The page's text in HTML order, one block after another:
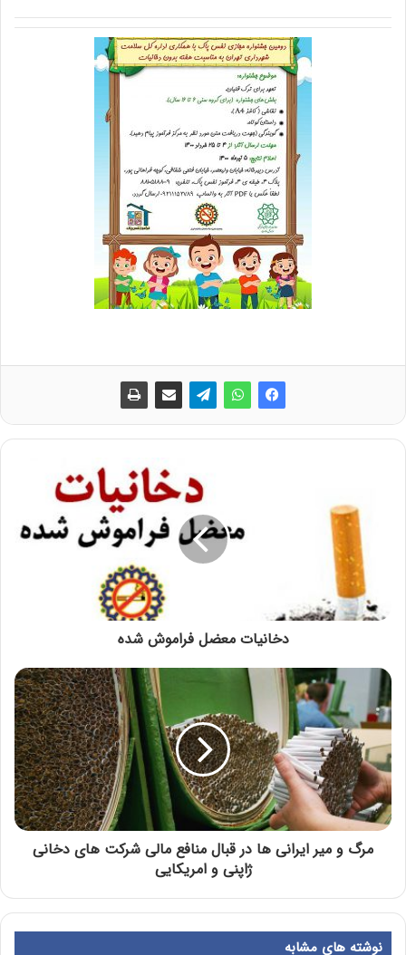
دخانیات معضل فراموش شده
مرگ و میر ایرانی ها در قبال منافع مالی شرکت های دخانی
ژاپنی و امریکایی
نوشته های مشابه